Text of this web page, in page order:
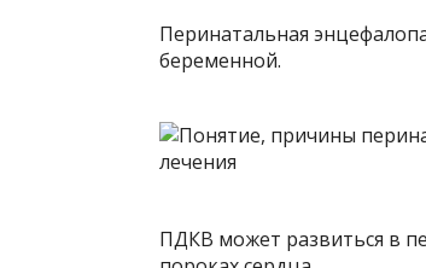
Перинатальная
беременной.
ПДКВ может развиться в